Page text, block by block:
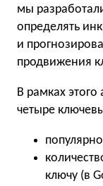
мы
определять
и
продвижения
В рамках
четыре
ключу (в